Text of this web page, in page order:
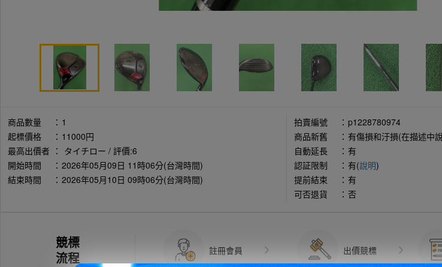
商品數量 ： 1
起標價格
： 11000円
最高出價者 ： タイチロー / 評價:6
開始時間
： 2026年05月09日 11時06分(台灣時間)
結束時間
： 2026年05月10日 09時06分(台灣時間)
拍賣編號 ： p1228780974
商品新舊
： 有傷損和汙損(在描述中
自動延長
： 有
認証限制
： 有(說明)
提前結束
： 有
可否退貨
： 否
競標
流程
註冊會員 出價競標